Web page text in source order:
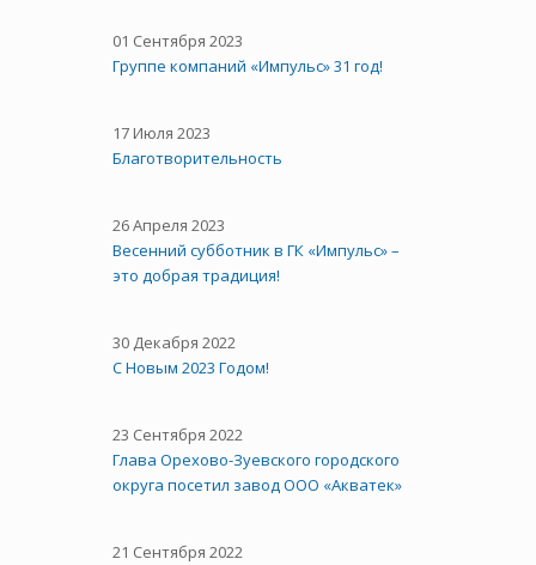
01 Сентября 2023
Группе компаний «Импульс» 31 год!
17 Июля 2023
Благотворительность
26 Апреля 2023
Весенний субботник в ГК «Импульс» –
это добрая традиция!
30 Декабря 2022
С Новым 2023 Годом!
23 Сентября 2022
Глава Орехово-Зуевского городского
округа посетил завод ООО «Акватек»
21 Сентября 2022